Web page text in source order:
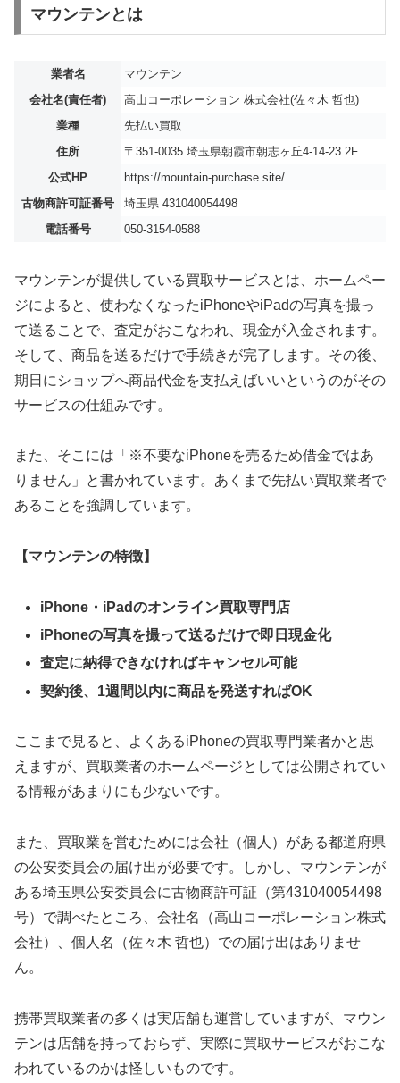
マウンテンとは
業者名
マウンテン
会社名(責任者)
高山コーポレーション 株式会社(佐々木 哲也)
業種
先払い買取
住所
〒351-0035 埼玉県朝霞市朝志ヶ丘4-14-23 2F
公式HP
https://mountain-purchase.site/
古物商許可証番号
埼玉県 431040054498
電話番号
050-3154-0588
マウンテンが提供している買取サービスとは、ホームペー
ジによると、使わなくなったiPhoneやiPadの写真を撮っ
て送ることで、査定がおこなわれ、現金が入金されます。
そして、商品を送るだけで手続きが完了します。その後、
期日にショップへ商品代金を支払えばいいというのがその
サービスの仕組みです。
また、そこには「※不要なiPhoneを売るため借金ではあ
りません」と書かれています。あくまで先払い買取業者で
あることを強調しています。
【マウンテンの特徴】
iPhone・iPadのオンライン買取専門店
iPhoneの写真を撮って送るだけで即日現金化
査定に納得できなければキャンセル可能
契約後、1週間以内に商品を発送すればOK
ここまで見ると、よくあるiPhoneの買取専門業者かと思
えますが、買取業者のホームページとしては公開されてい
る情報があまりにも少ないです。
また、買取業を営むためには会社（個人）がある都道府県
の公安委員会の届け出が必要です。しかし、マウンテンが
ある埼玉県公安委員会に古物商許可証（第431040054498
号）で調べたところ、会社名（高山コーポレーション株式
会社）、個人名（佐々木 哲也）での届け出はありませ
ん。
携帯買取業者の多くは実店舗も運営していますが、マウン
テンは店舗を持っておらず、実際に買取サービスがおこな
われているのかは怪しいものです。